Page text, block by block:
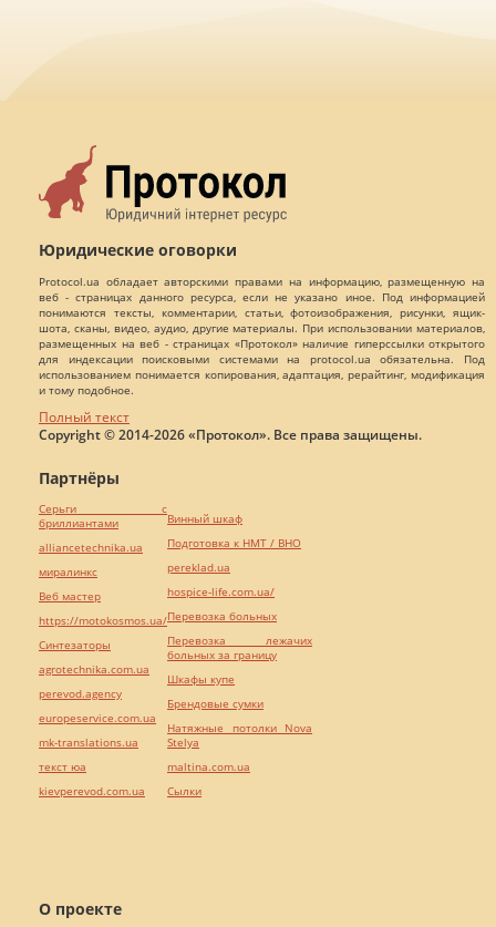
Юридические оговорки
Protocol.ua обладает авторскими правами на информацию, размещенную на
веб - страницах данного ресурса, если не указано иное. Под информацией
понимаются тексты, комментарии, статьи, фотоизображения, рисунки, ящик-
шота, сканы, видео, аудио, другие материалы. При использовании материалов,
размещенных на веб - страницах «Протокол» наличие гиперссылки открытого
для индексации поисковыми системами на protocol.ua обязательна. Под
использованием понимается копирования, адаптация, рерайтинг, модификация
и тому подобное.
Полный текст
Copyright © 2014-2026 «Протокол». Все права защищены.
О проекте
Партнёры
Серьги с
бриллиантами
alliancetechnika.ua
миралинкс
Веб мастер
https://motokosmos.ua/
Синтезаторы
agrotechnika.com.ua
perevod.agency
europeservice.com.ua
mk-translations.ua
текст юа
kievperevod.com.ua
Винный шкаф
Подготовка к НМТ / ВНО
pereklad.ua
hospice-life.com.ua/
Перевозка больных
Перевозка лежачих
больных за границу
Шкафы купе
Брендовые сумки
Натяжные потолки Nova
Stelya
maltina.com.ua
Cылки